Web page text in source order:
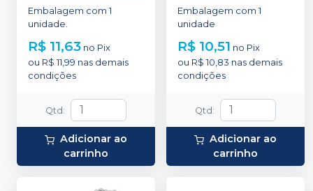
Embalagem com 1
unidade.
R$ 11,63 no Pix
ou R$ 11,99 nas demais
condições
Qtd :
Adicionar ao
carrinho
Embalagem com 1
unidade
R$ 10,51 no Pix
ou R$ 10,83 nas demais
condições
Qtd :
Adicionar ao
carrinho